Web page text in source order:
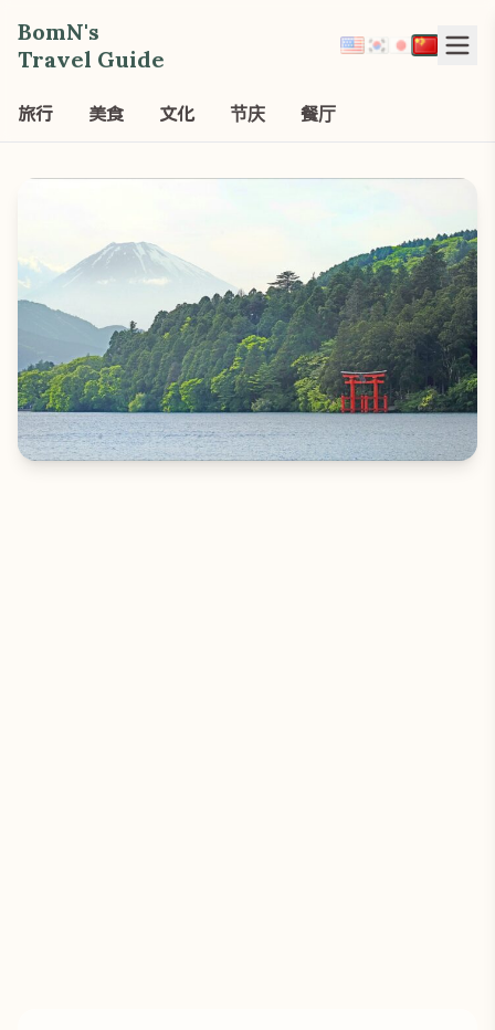
BomN's
Travel Guide
旅行 美食 文化 节庆 餐厅